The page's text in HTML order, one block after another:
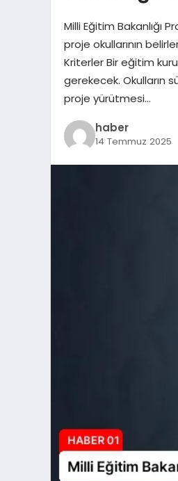
Milli Eğitim Bakanlığı
proje okullarının
Kriterler Bir eğitim
gerekecek. Okulların
proje yürütmesi…
haber
14 Temmuz 2025